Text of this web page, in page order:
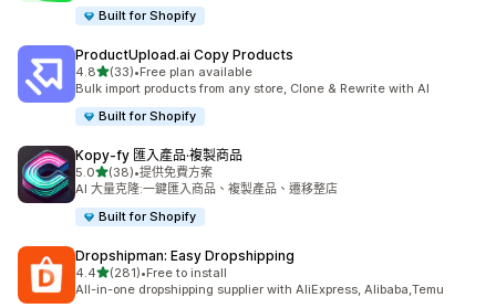
Built for Shopify
ProductUpload.ai Copy Products
4.8滿分 5 顆星
(33)
共有 33 則評價
•Free plan available
Bulk import products from any store, Clone & Rewrite with AI
Built for Shopify
Kopy‑fy 匯入產品·複製商品
5.0滿分 5 顆星
(38)
共有 38 則評價
•提供免費方案
AI 大量克隆:一鍵匯入商品、複製產品、遷移整店
Built for Shopify
Dropshipman: Easy Dropshipping
4.4滿分 5 顆星
(281)
共有 281 則評價
•Free to install
All-in-one dropshipping supplier with AliExpress, Alibaba,Temu